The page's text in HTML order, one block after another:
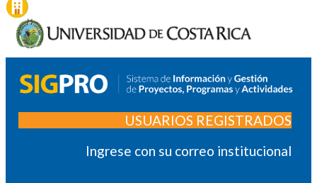
USUARIOS REGISTRADOS
Ingrese con su correo institucional